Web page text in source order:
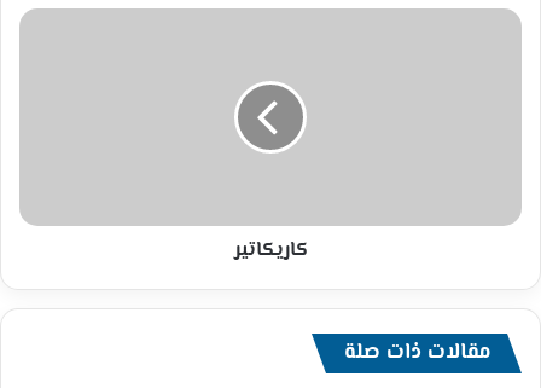
غزة
كاريكاتير
كاريكاتير
مقالات ذات صلة